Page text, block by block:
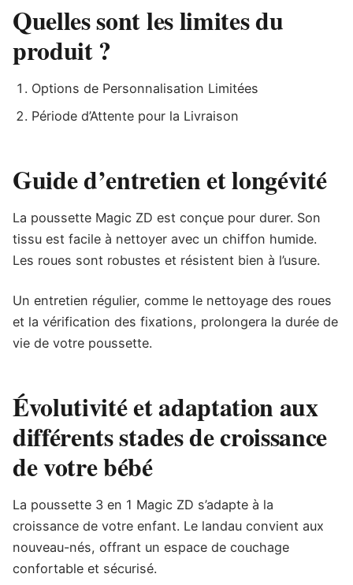
Quelles sont les limites du
produit ?
Options de Personnalisation Limitées
Période d’Attente pour la Livraison
Guide d’entretien et longévité
La poussette Magic ZD est conçue pour durer. Son
tissu est facile à nettoyer avec un chiffon humide.
Les roues sont robustes et résistent bien à l’usure.
Un entretien régulier, comme le nettoyage des roues
et la vérification des fixations, prolongera la durée de
vie de votre poussette.
Évolutivité et adaptation aux
différents stades de croissance
de votre bébé
La poussette 3 en 1 Magic ZD s’adapte à la
croissance de votre enfant. Le landau convient aux
nouveau-nés, offrant un espace de couchage
confortable et sécurisé.